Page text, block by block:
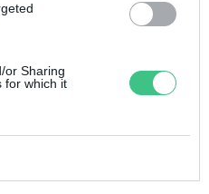
or Sharing
for which it
városok